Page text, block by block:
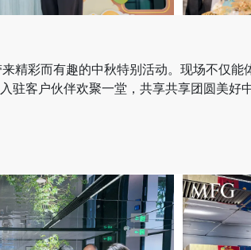
精彩而有趣的中秋特别活动。现场不仅
客户伙伴欢聚一堂，共享共享团圆美好中